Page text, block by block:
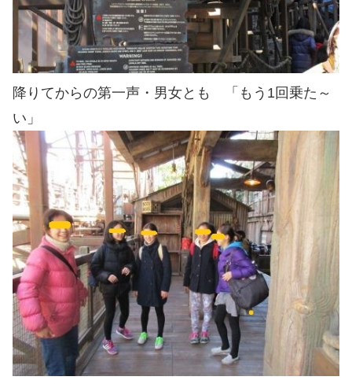
降りてからの第一声・男女とも 「もう1回乗た～
い」